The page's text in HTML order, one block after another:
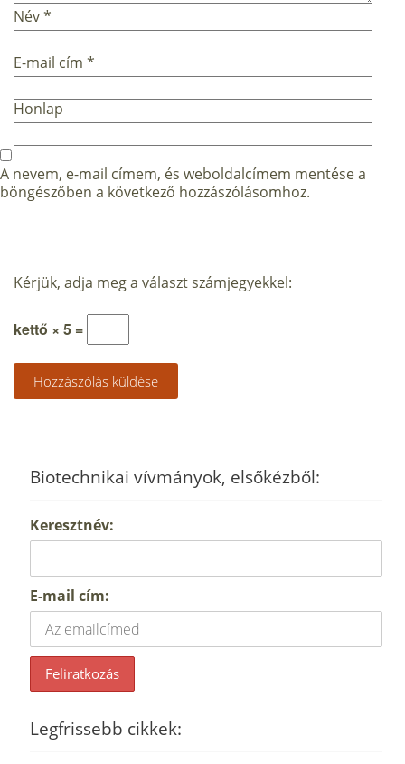
Név*
E-mail cím *
Honlap
A nevem, e-mail címem, és weboldalcímem mentése a
böngészőben a következő hozzászólásomhoz.
Kérjük, adja meg a választ számjegyekkel:
kettő × 5 =
Biotechnikai vívmányok, elsőkézből:
Keresztnév:
E-mail cím:
Legfrissebb cikkek: